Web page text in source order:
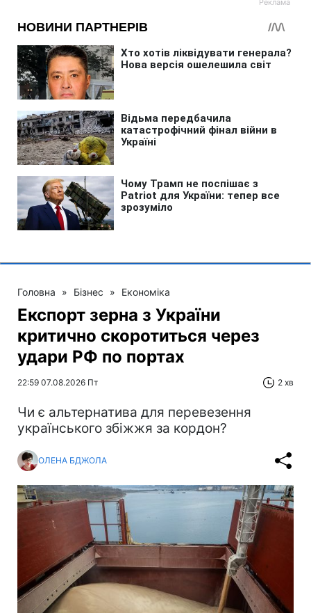
Головна » Бізнес » Економіка
Експорт зерна з України
критично скоротиться через
удари РФ по портах
22:59 07.08.2026 Пт 2 хв
Чи є альтернатива для перевезення
українського збіжжя за кордон?
ОЛЕНА БДЖОЛА